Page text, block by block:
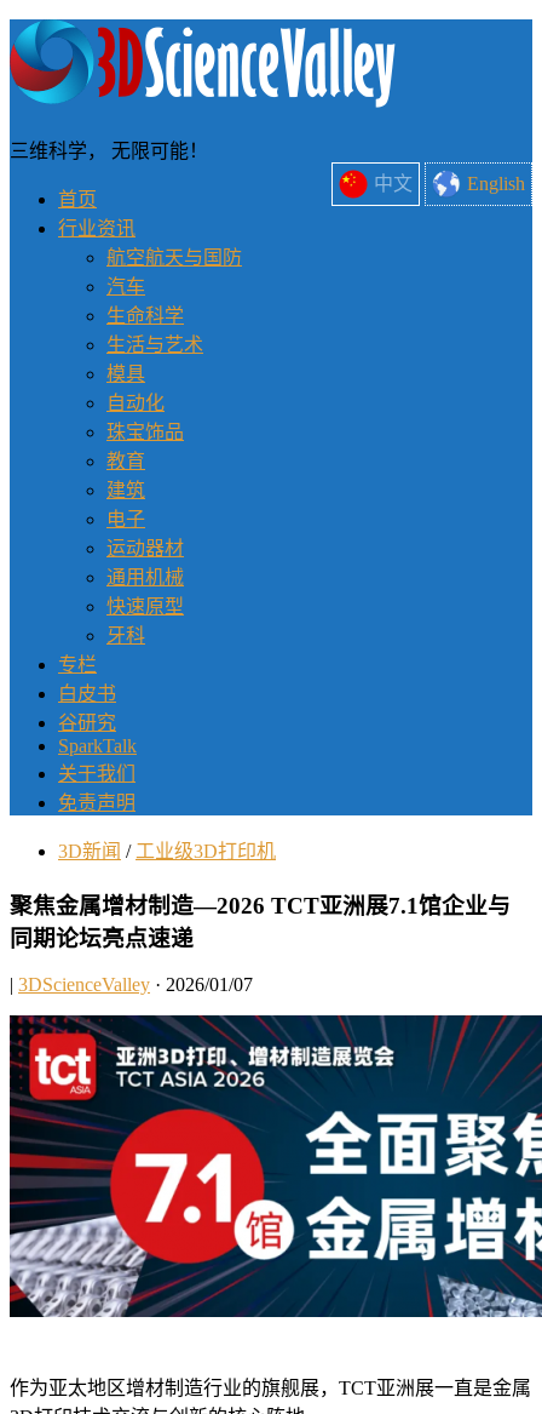
中文 English
三维科学， 无限可能！
首页
行业资讯
航空航天与国防
汽车
生命科学
生活与艺术
模具
自动化
珠宝饰品
教育
建筑
电子
运动器材
通用机械
快速原型
牙科
专栏
白皮书
谷研究
SparkTalk
关于我们
免责声明
3D新闻 / 工业级3D打印机
聚焦金属增材制造—2026 TCT亚洲展7.1馆企业与
同期论坛亮点速递
| 3DScienceValley · 2026/01/07
作为亚太地区增材制造行业的旗舰展，TCT亚洲展一直是金属